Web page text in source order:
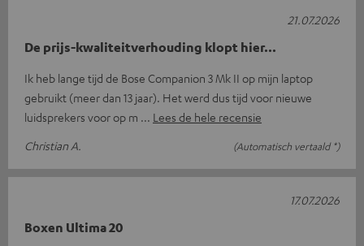
De prijs-kwaliteitverhouding klopt hier...
Ik heb lange tijd de Bose Companion 3 Mk II op mijn laptop
gebruikt (meer dan 13 jaar). Het werd dus tijd voor nieuwe
luidsprekers voor op m
Lees de hele recensie
Christian A.
(Automatisch vertaald *)
21.07.2026
Boxen Ultima 20
17.07.2026